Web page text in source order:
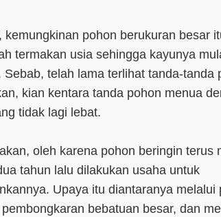
kemungkinan pohon berukuran besar
termakan usia sehingga kayunya
Sebab, telah lama terlihat tanda-tanda
kian kentara tanda pohon menua
tidak lagi lebat.
oleh karena pohon beringin terus
tahun lalu dilakukan usaha untuk
Upaya itu diantaranya melalui
bebatuan besar, dan